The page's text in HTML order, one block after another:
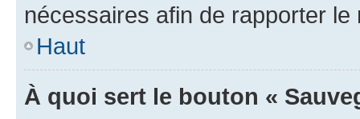
nécessaires afin de rapporter le
Haut
À quoi sert le bouton «